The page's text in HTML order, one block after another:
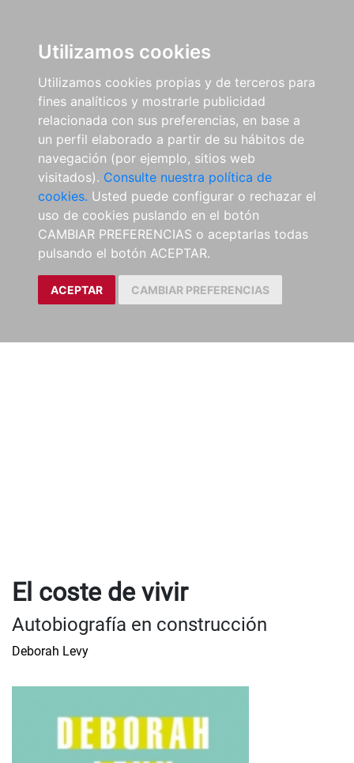
Utilizamos cookies
Utilizamos cookies propias y de terceros para
fines analíticos y mostrarle publicidad
relacionada con sus preferencias, en base a
un perfil elaborado a partir de su hábitos de
navegación (por ejemplo, sitios web
visitados). Consulte nuestra política de
cookies. Usted puede configurar o rechazar el
uso de cookies puslando en el botón
CAMBIAR PREFERENCIAS o aceptarlas todas
pulsando el botón ACEPTAR.
ACEPTAR CAMBIAR PREFERENCIAS
El coste de vivir
Autobiografía en construcción
Deborah Levy